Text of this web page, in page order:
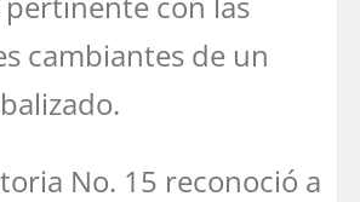
cambiantes de un
No. 15 reconoció a